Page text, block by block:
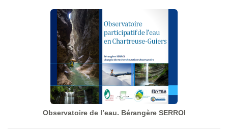
Observatoire de l’eau. Bérangère SERROI